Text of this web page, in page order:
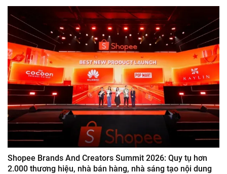
Shopee Brands And Creators Summit 2026: Quy tụ hơn
2.000 thương hiệu, nhà bán hàng, nhà sáng tạo nội dung